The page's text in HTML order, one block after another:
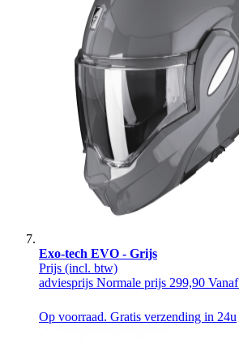
Exo-tech EVO - Grijs
Prijs (incl. btw)
adviesprijs Normale prijs 299,90 Vanaf
Op voorraad. Gratis verzending in 24u